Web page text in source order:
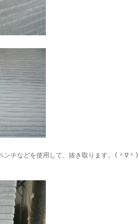
ンチなどを使用して、抜き取ります。(＾∇